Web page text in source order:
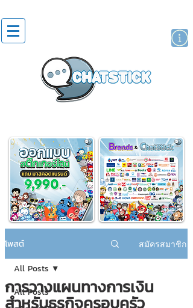
โพสต์ สมัครสมาชิก
All Posts
All Posts
การวางแผนทางการเงิน
สำหรับธุรกิจครอบครัว